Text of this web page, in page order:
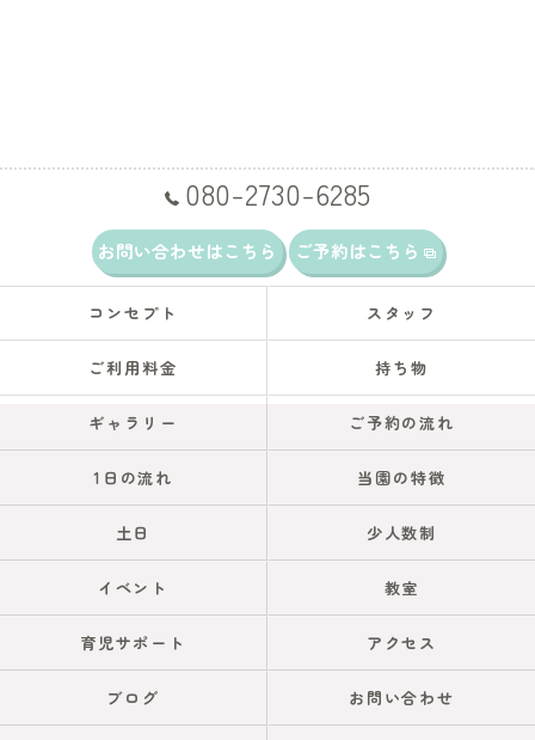
080-2730-6285
お問い合わせはこちら ご予約はこちら
コンセプト スタッフ
ご利用料金 持ち物
ギャラリー ご予約の流れ
1日の流れ 当園の特徴
土日 少人数制
イベント 教室
育児サポート アクセス
ブログ お問い合わせ